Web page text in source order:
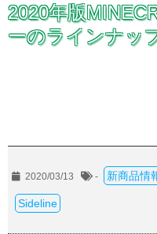
2020年版
ーのラインナッ
2020/03/13 - 新商品情
Sideline